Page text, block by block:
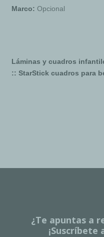
Marco:Opcional
Láminas y cuadros
:: StarStick cuadros para
¿Te apuntas a